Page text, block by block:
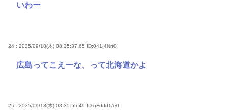
いわー
24 : 2025/09/18(木) 08:35:37.65 ID:041I4Nrt0
広島ってこえーな、って北海道かよ
25 : 2025/09/18(木) 08:35:55.49 ID:nFddd1/e0